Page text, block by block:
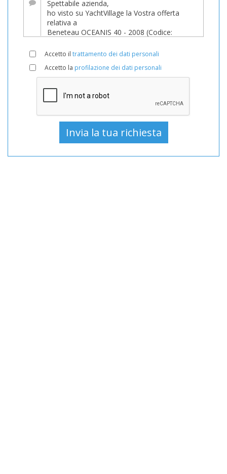
Barca
In
vendita,
Usato,
In
vendita,
Barca
a
Accetto il trattamento dei dati personali
Accetto la profilazione dei dati personali